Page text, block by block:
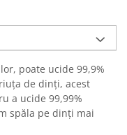
poate ucide 99,9%
de dinți, acest
a ucide 99,99%
spăla pe dinți mai